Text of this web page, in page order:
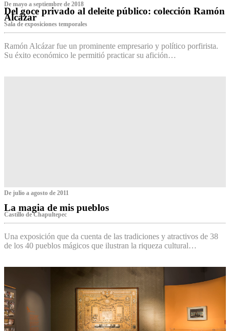
De mayo a septiembre de 2018
Del goce privado al deleite público: colección Ramón
Alcázar
Sala de exposiciones temporales
Ramón Alcázar fue un prominente empresario y político porfirista.
Su éxito económico le permitió practicar su afición…
De julio a agosto de 2011
La magia de mis pueblos
Castillo de Chapultepec
Una exposición que da cuenta de las tradiciones y atractivos de 38
de los 40 pueblos mágicos que ilustran la riqueza cultural…